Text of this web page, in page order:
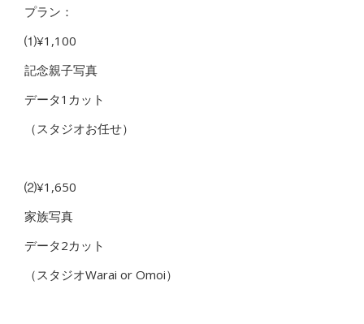
プラン：
⑴¥1,100
記念親子写真
データ1カット
（スタジオお任せ）
⑵¥1,650
家族写真
データ2カット
（スタジオWarai or Omoi）